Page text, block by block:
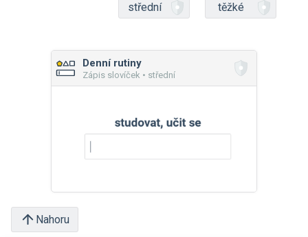
střední
těžké
Denní rutiny
Zápis slovíček • střední
Nahoru